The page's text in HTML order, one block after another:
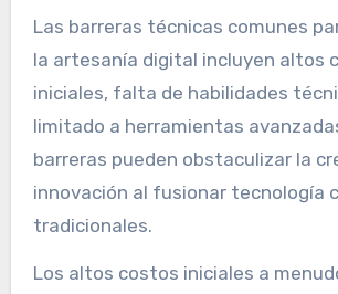
Las barreras técnicas comunes
la artesanía digital incluyen altos
iniciales, falta de habilidades
limitado a herramientas
barreras pueden obstaculizar la
innovación al fusionar tecnología
tradicionales.
Los altos costos iniciales a